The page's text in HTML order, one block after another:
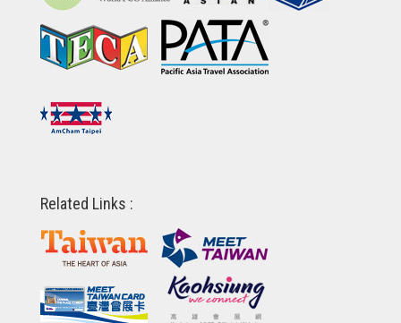
Related Links :